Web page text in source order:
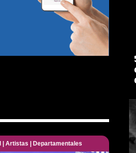
|Artistas Departamentales